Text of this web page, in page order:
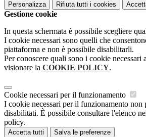
Personalizza Rifiuta tutti i cookies
Gestione cookie
In questa schermata è possibile scegliere
I cookie necessari sono quelli che
piattaforma e non è possibile disabilitarli.
Per conoscere quali sono i cookie necessari
visionare la COOKIE POLICY.
Cookie necessari per il funzionamento
I cookie necessari per il funzionamento non
disabilitati. È possibile consultare l'elenco
policy.
Accetta tutti Salva le preferenze